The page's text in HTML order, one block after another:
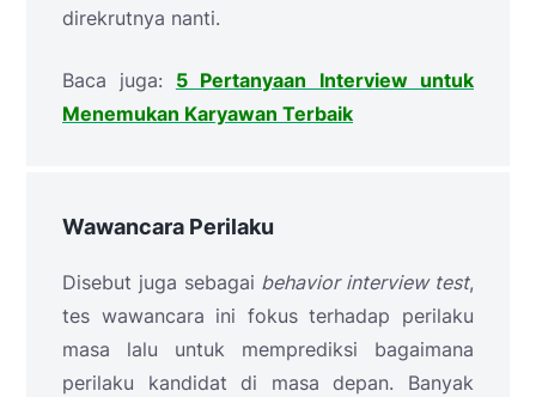
direkrutnya nanti.
Baca juga:
5 Pertanyaan Interview untuk
Menemukan Karyawan Terbaik
Wawancara Perilaku
Disebut juga sebagai behavior interview test,
tes wawancara ini fokus terhadap perilaku
masa lalu untuk memprediksi bagaimana
perilaku kandidat di masa depan. Banyak